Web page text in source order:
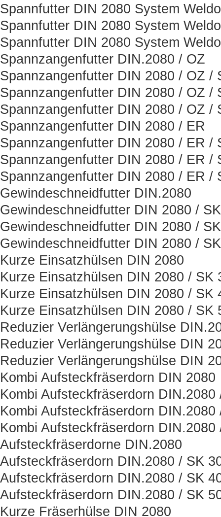
Spannfutter DIN 2080 System
Spannfutter DIN 2080 System
Spannfutter DIN 2080 System
Spannzangenfutter DIN.2080 / OZ
Spannzangenfutter DIN 2080 / OZ /
Spannzangenfutter DIN 2080 / OZ /
Spannzangenfutter DIN 2080 / OZ /
Spannzangenfutter DIN 2080 / ER
Spannzangenfutter DIN 2080 / ER /
Spannzangenfutter DIN 2080 / ER /
Spannzangenfutter DIN 2080 / ER /
Gewindeschneidfutter DIN.2080
Gewindeschneidfutter DIN 2080 /
Gewindeschneidfutter DIN 2080 /
Gewindeschneidfutter DIN 2080 /
Kurze Einsatzhülsen DIN 2080
Kurze Einsatzhülsen DIN 2080 / SK
Kurze Einsatzhülsen DIN 2080 / SK
Kurze Einsatzhülsen DIN 2080 / SK
Reduzier Verlängerungshülse
Reduzier Verlängerungshülse DIN
Reduzier Verlängerungshülse DIN
Kombi Aufsteckfräserdorn DIN 2080
Kombi Aufsteckfräserdorn DIN.2080
Kombi Aufsteckfräserdorn DIN.2080
Kombi Aufsteckfräserdorn DIN.2080
Aufsteckfräserdorne DIN.2080
Aufsteckfräserdorn DIN.2080 / SK
Aufsteckfräserdorn DIN.2080 / SK
Aufsteckfräserdorn DIN.2080 / SK
Kurze Fräserhülse DIN 2080